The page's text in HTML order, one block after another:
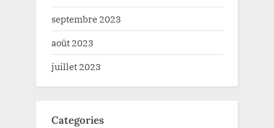
septembre 2023
août 2023
juillet 2023
Categories